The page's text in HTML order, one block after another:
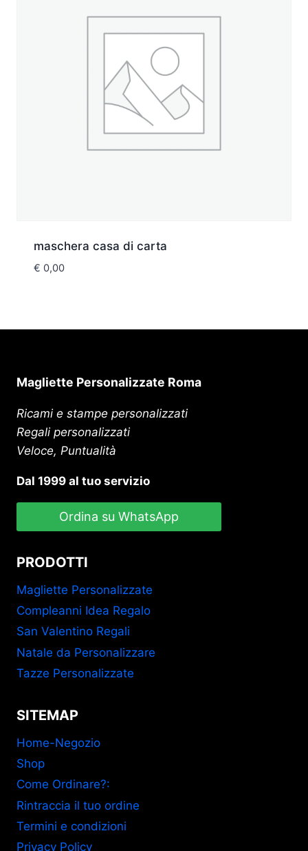
maschera casa di carta
€ 0,00
Magliette Personalizzate Roma
Ricami e stampe personalizzati
Regali personalizzati
Veloce, Puntualità
Dal 1999 al tuo servizio
Ordina su WhatsApp
PRODOTTI
Magliette Personalizzate
Compleanni Idea Regalo
San Valentino Regali
Natale da Personalizzare
Tazze Personalizzate
SITEMAP
Home-Negozio
Shop
Come Ordinare?:
Rintraccia il tuo ordine
Termini e condizioni
Privacy Policy